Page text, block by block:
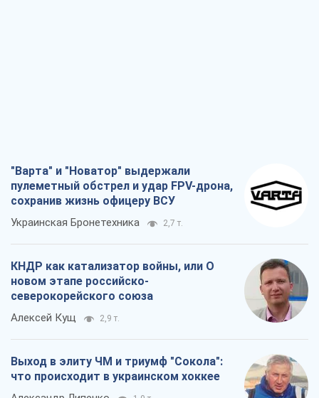
"Варта" и "Новатор" выдержали
пулеметный обстрел и удар FPV-дрона,
сохранив жизнь офицеру ВСУ
Украинская Бронетехника 2,7 т.
КНДР как катализатор войны, или О
новом этапе российско-
северокорейского союза
Алексей Кущ 2,9 т.
Выход в элиту ЧМ и триумф "Сокола":
что происходит в украинском хоккее